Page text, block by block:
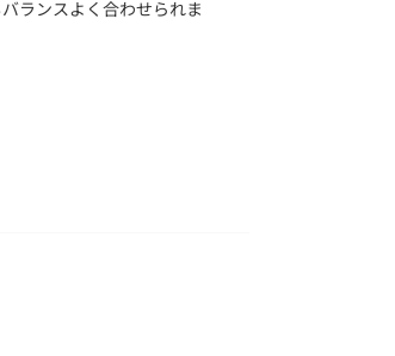
ランスよく合わせられま
靴を、卒業後はイタリアの